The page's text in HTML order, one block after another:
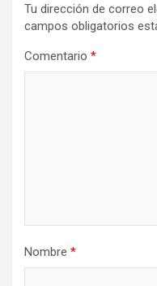
Tu dirección de correo
campos obligatorios
Comentario *
Nombre *